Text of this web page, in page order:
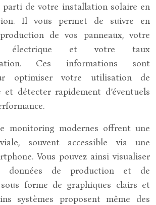
de votre installation solaire en
Il vous permet de suivre en
de vos panneaux, votre
électrique et votre taux
Ces informations sont
optimiser votre utilisation de
et détecter rapidement d’éventuels
monitoring modernes offrent une
souvent accessible via une
Vous pouvez ainsi visualiser
données de production et de
sous forme de graphiques clairs et
systèmes proposent même des